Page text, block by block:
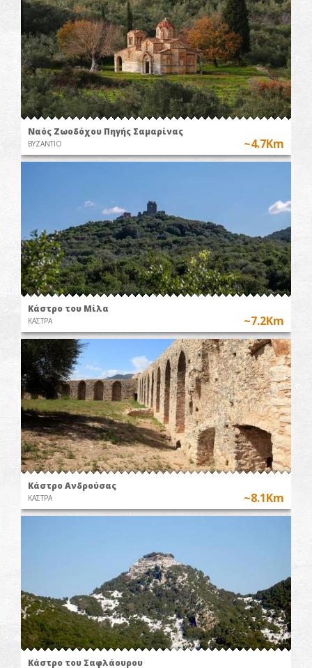
Ναός Ζωοδόχου Πηγής Σαμαρίνας
ΒΥΖΑΝΤΙΟ ~4.7Km
Κάστρο του Μίλα
ΚΑΣΤΡΑ ~7.2Km
Κάστρο Ανδρούσας
ΚΑΣΤΡΑ ~8.1Km
Κάστρο του Σαφλάουρου